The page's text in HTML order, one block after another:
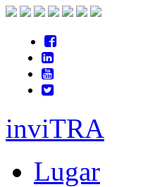
inviTRA
Lugar